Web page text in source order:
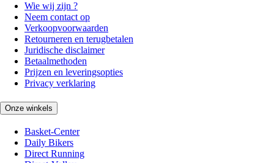
Wie wij zijn ?
Neem contact op
Verkoopvoorwaarden
Retourneren en terugbetalen
Juridische disclaimer
Betaalmethoden
Prijzen en leveringsopties
Privacy verklaring
Onze winkels
Basket-Center
Daily Bikers
Direct Running